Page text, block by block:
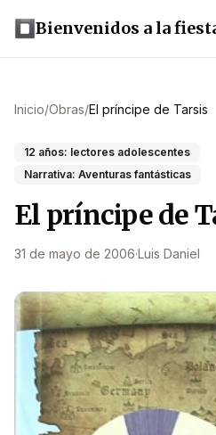
Bienvenidos a la
Inicio/Obras/El príncipe de Tarsis
12 años: lectores adolescentes
Narrativa: Aventuras fantásticas
El príncipe de
31 de mayo de 2006·Luis Daniel